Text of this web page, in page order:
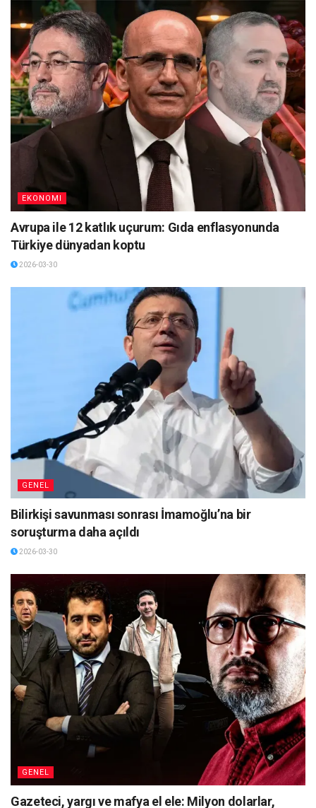
EKONOMI
Avrupa ile 12 katlık uçurum: Gıda enflasyonunda
Türkiye dünyadan koptu
2026-03-30
GENEL
Bilirkişi savunması sonrası İmamoğlu’na bir
soruşturma daha açıldı
2026-03-30
GENEL
Gazeteci, yargı ve mafya el ele: Milyon dolarlar,